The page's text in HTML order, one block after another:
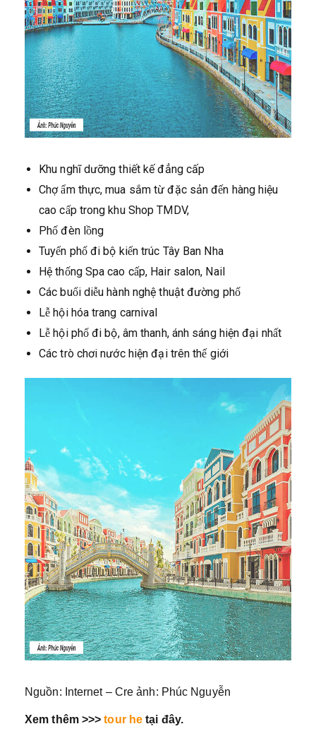
Khu nghĩ dưỡng thiết kế đẳng cấp
Chợ ẩm thực, mua sắm từ đặc sản đến hàng hiệu
cao cấp trong khu Shop TMDV,
Phố đèn lồng
Tuyến phố đi bộ kiến trúc Tây Ban Nha
Hệ thống Spa cao cấp, Hair salon, Nail
Các buổi diễu hành nghệ thuật đường phố
Lễ hội hóa trang carnival
Lễ hội phố đi bộ, âm thanh, ánh sáng hiện đại nhất
Các trò chơi nước hiện đại trên thế giới
Nguồn: Internet – Cre ảnh: Phúc Nguyễn
Xem thêm >>>tour he tại đây.